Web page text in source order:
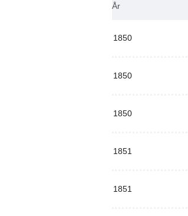
År
1850
1850
1850
1851
1851